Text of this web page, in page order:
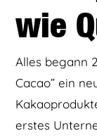
wie
Alles begann
Cacao” ein
erstes